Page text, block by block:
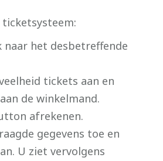
naar het desbetreffende
tickets aan en
de winkelmand.
afrekenen.
gegevens toe en
U ziet vervolgens